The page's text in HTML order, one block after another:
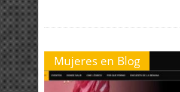
Mujeres en Blog